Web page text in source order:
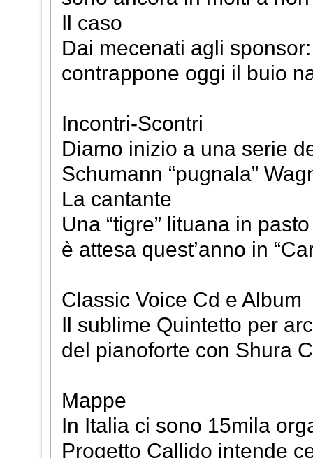
Il caso
Dai mecenati agli
contrappone oggi il buio
Incontri-Scontri
Diamo inizio a una serie
Schumann “pugnala”
La cantante
Una “tigre” lituana in
è attesa quest’anno in
Classic Voice Cd e Album
Il sublime Quintetto per
del pianoforte con Shura
Mappe
In Italia ci sono 15mila
Progetto Callido intende